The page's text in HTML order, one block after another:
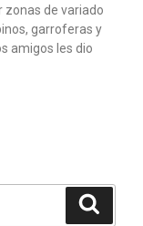
zonas de variado
garroferas y
amigos les dio